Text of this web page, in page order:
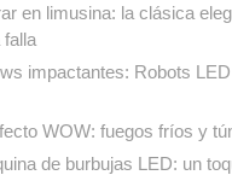
en limusina: la clásica
falla
impactantes: Robots
WOW: fuegos fríos y
de burbujas LED: un